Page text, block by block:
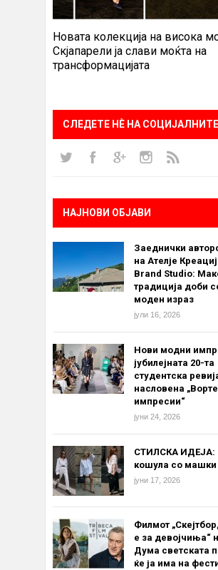
Новата колекција на висока
Скјапарели ја слави моќта на
трансформацијата
СЛЕДЕТЕ НÈ НА
НАЈНОВИ ОБЈАВИ
Заеднички
на Ателје
Brand Studio:
традиција доби
моден израз
јули 16, 2026
Нови модни
јубилејната 20-та
студентска
насловена
импресии“
јуни 24, 2026
СТИЛСКА ИДЕЈА:
кошула со машки
јуни 17, 2026
Филмот
е за девојчиња“
Дума светската
ќе ја има на